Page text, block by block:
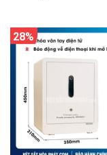
28%